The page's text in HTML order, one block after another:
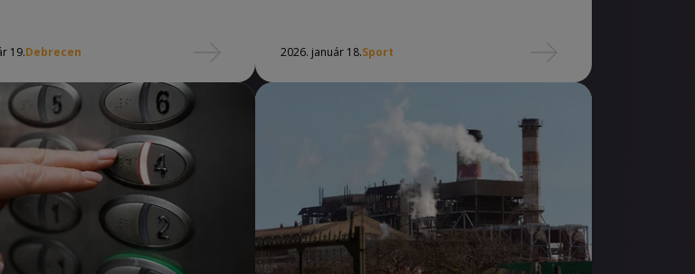
19.Debrecen 2026. január 18.Sport